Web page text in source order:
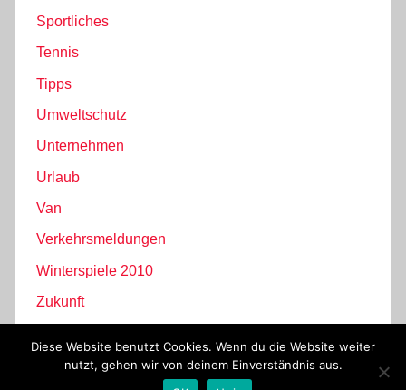
Sportliches
Tennis
Tipps
Umweltschutz
Unternehmen
Urlaub
Van
Verkehrsmeldungen
Winterspiele 2010
Zukunft
WordPress-Theme: Donovan von ThemeZee.
Diese Website benutzt Cookies. Wenn du die Website weiter
nutzt, gehen wir von deinem Einverständnis aus.